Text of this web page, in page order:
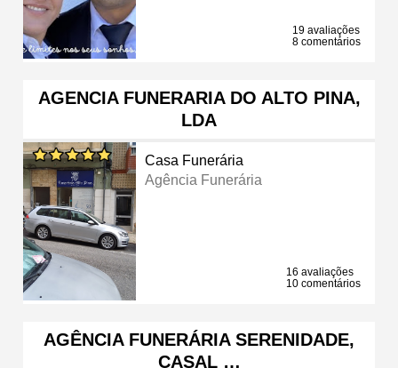
19 avaliações
8 comentários
AGENCIA FUNERARIA DO ALTO PINA,
LDA
Casa Funerária
Agência Funerária
16 avaliações
10 comentários
AGÊNCIA FUNERÁRIA SERENIDADE,
CASAL …